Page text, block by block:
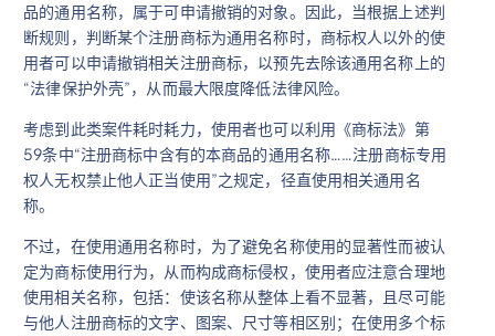
品的通用名称，属于可申请撤销的对象。因此，当根据上述判
断规则，判断某个注册商标为通用名称时，商标权人以外的使
用者可以申请撤销相关注册商标，以预先去除该通用名称上的
“法律保护外壳”，从而最大限度降低法律风险。
考虑到此类案件耗时耗力，使用者也可以利用《商标法》第
59条中“注册商标中含有的本商品的通用名称……注册商标专用
权人无权禁止他人正当使用”之规定，径直使用相关通用名
称。
不过，在使用通用名称时，为了避免名称使用的显著性而被认
定为商标使用行为，从而构成商标侵权，使用者应注意合理地
使用相关名称，包括：使该名称从整体上看不显著，且尽可能
与他人注册商标的文字、图案、尺寸等相区别；在使用多个标